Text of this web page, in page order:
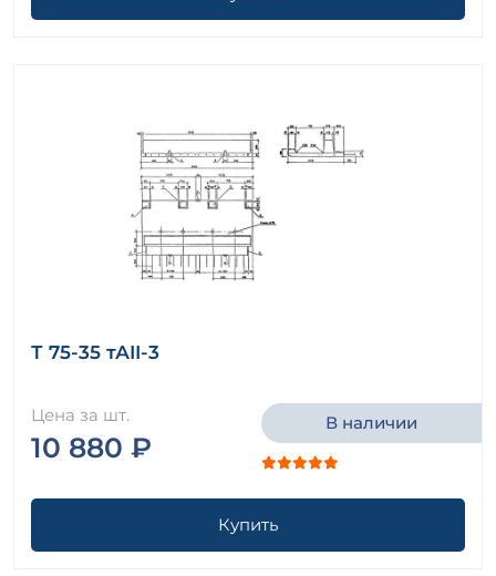
Т 75-35 тАII-3
Цена за шт.
10 880 ₽
В наличии
Купить